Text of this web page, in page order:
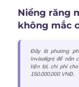
Niềng răng
không mắc
Đây là phương
Invisalign) để nắn
tiện lợi, chi phí
150.000.000 VNĐ.